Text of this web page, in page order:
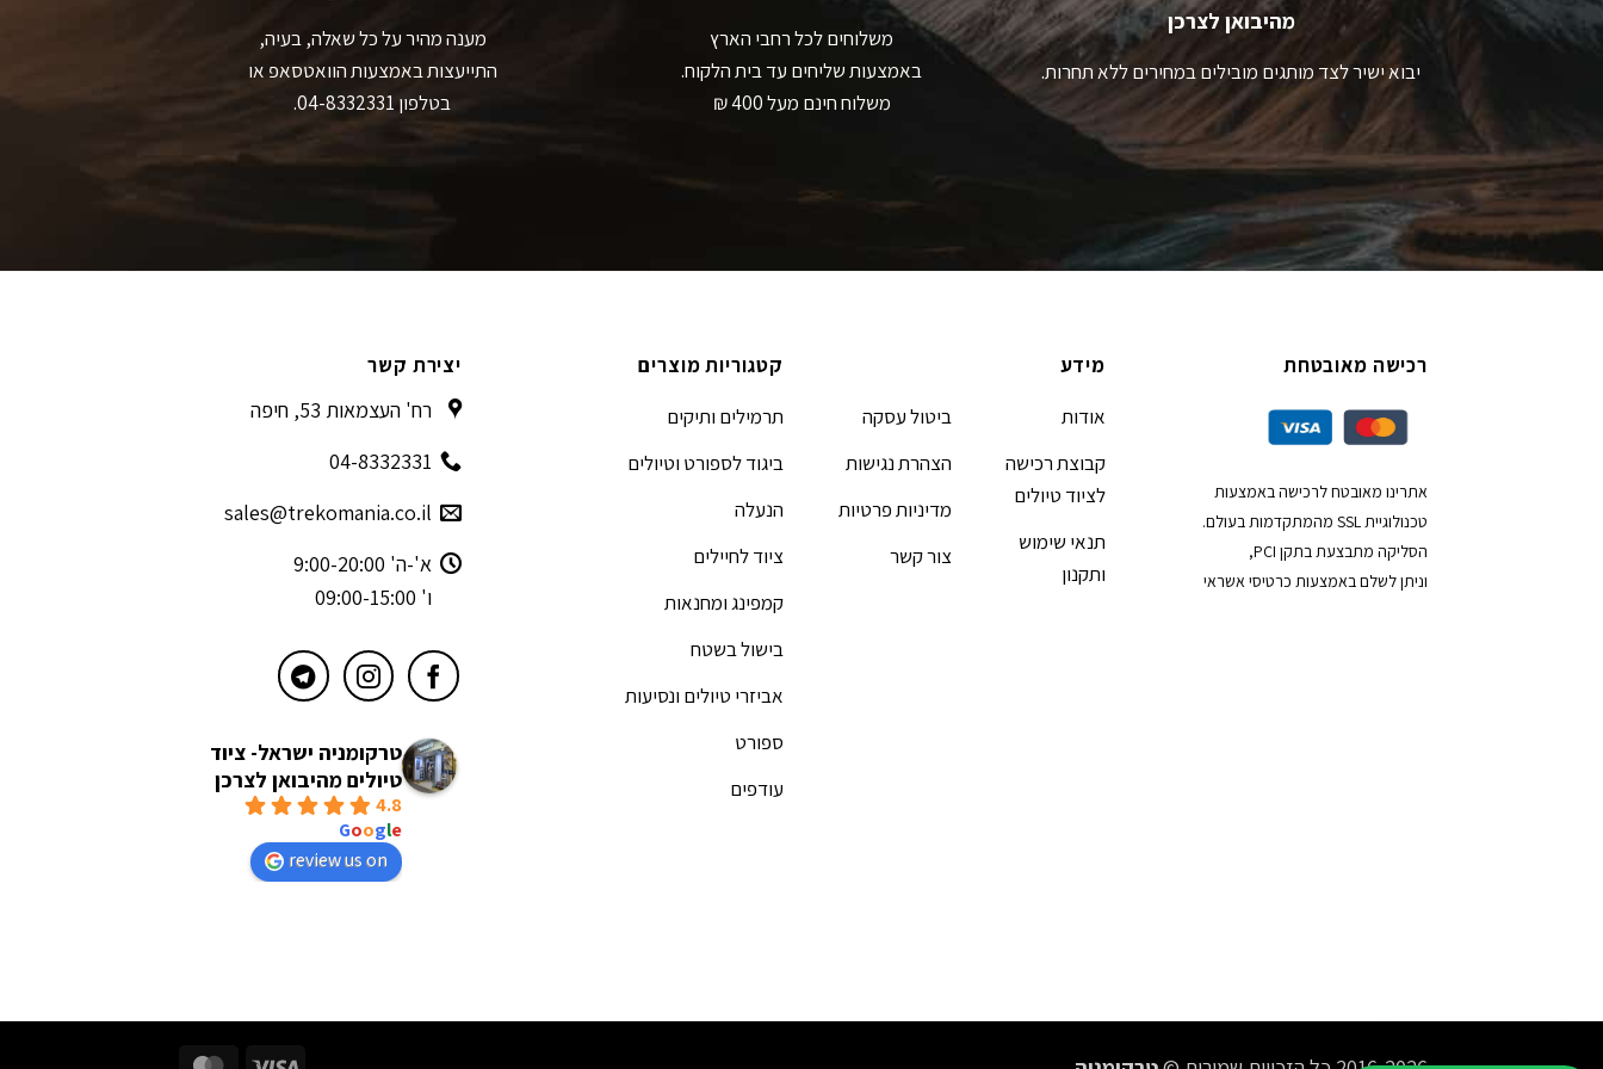
מהיבואן לצרכן
יבוא ישיר לצד מותגים מובילים במחירים ללא תחרות.
משלוחים לכל רחבי הארץ
באמצעות שליחים עד בית הלקוח.
משלוח חינם מעל 400 ₪
מענה מהיר על כל שאלה, בעיה,
התייעצות באמצעות הוואטסאפ או
בטלפון 04-8332331.
רכישה מאובטחת
אתרינו מאובטח לרכישה באמצעות
טכנולוגיית SSL מהמתקדמות בעולם.
הסליקה מתבצעת בתקן PCI,
וניתן לשלם באמצעות כרטיסי אשראי
מידע
אודות
קבוצת רכישה
לציוד טיולים
תנאי שימוש
ותקנון
ביטול עסקה
הצהרת נגישות
מדיניות פרטיות
צור קשר
קטגוריות מוצרים
תרמילים ותיקים
ביגוד לספורט וטיולים
הנעלה
ציוד לחיילים
קמפינג ומחנאות
בישול בשטח
אביזרי טיולים ונסיעות
ספורט
עודפים
יצירת קשר
רח' העצמאות 53, חיפה
04-8332331
sales@trekomania.co.il
א'-ה' 9:00-20:00
ו' 09:00-15:00
טרקומניה ישראל- ציוד
טיולים מהיבואן לצרכן
4.8
Google
review us on